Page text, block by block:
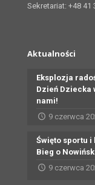
Sekretariat: +48 41
Aktualności
Eksplozja
Dzień Dziecka
nami!
9 czerwca
Święto sportu
Bieg o
9 czerwca